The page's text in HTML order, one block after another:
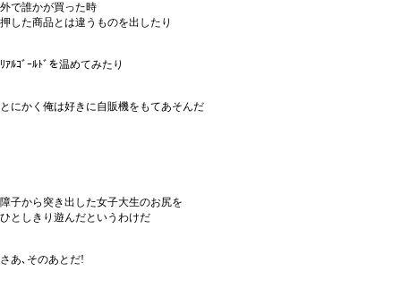
外で誰かが買った時
押した商品とは違うものを出したり
ﾘｱﾙｺﾞｰﾙﾄﾞを温めてみたり
とにかく俺は好きに自販機をもてあそんだ
障子から突き出した女子大生のお尻を
ひとしきり遊んだというわけだ
さあ､そのあとだ!